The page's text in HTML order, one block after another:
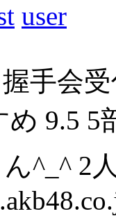
user
手会
め 9.5 5
^_^ 2